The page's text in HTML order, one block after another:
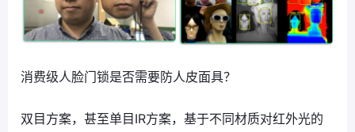
消费级人脸门锁是否需要防人皮面具？
双目方案，甚至单目IR方案，基于不同材质对红外光的